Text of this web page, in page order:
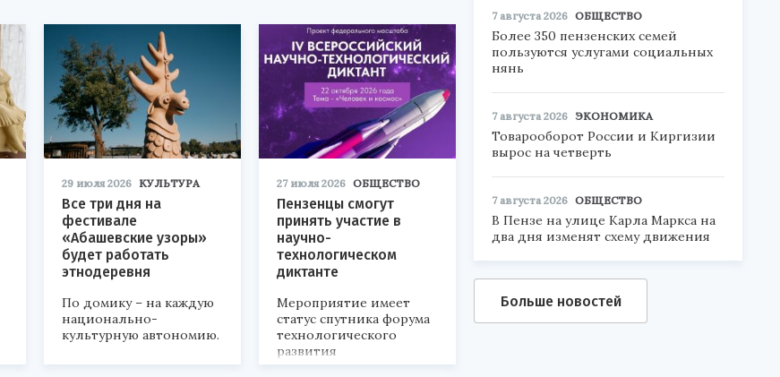
29 июля 2026 КУЛЬТУРА
Все три дня на
фестивале
«Абашевские узоры»
будет работать
этнодеревня
По домику – на каждую
национально-
культурную автономию.
27 июля 2026 ОБЩЕСТВО
Пензенцы смогут
принять участие в
научно-
технологическом
диктанте
Мероприятие имеет
статус спутника форума
технологического
развития
«Технопром-2026».
7 августа 2026 ОБЩЕСТВО
Более 350 пензенских семей
пользуются услугами социальных
нянь
7 августа 2026 ЭКОНОМИКА
Товарооборот России и Киргизии
вырос на четверть
7 августа 2026 ОБЩЕСТВО
В Пензе на улице Карла Маркса на
два дня изменят схему движения
Больше новостей